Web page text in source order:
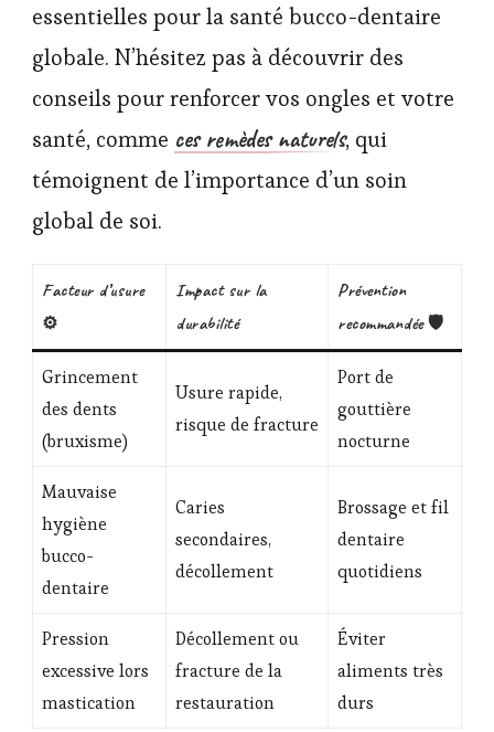
essentielles pour la santé bucco-dentaire
globale. N’hésitez pas à découvrir des
conseils pour renforcer vos ongles et votre
santé, comme ces remèdes naturels, qui
témoignent de l’importance d’un soin
global de soi.
Facteur d’usure
⚙️
Impact sur la
durabilité
Prévention
recommandée 🛡️
Grincement
des dents
(bruxisme)
Usure rapide,
risque de fracture
Port de
gouttière
nocturne
Mauvaise
hygiène
bucco-
dentaire
Caries
secondaires,
décollement
Brossage et fil
dentaire
quotidiens
Pression
excessive lors
mastication
Décollement ou
fracture de la
restauration
Éviter
aliments très
durs